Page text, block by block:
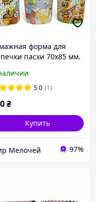
форма для
пасхи 70х85 мм.
50 шт.
5.0 (1)
₴
Купить
Мелочей 97%